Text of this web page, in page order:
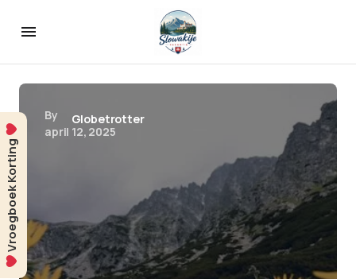
By
Globetrotter
april 12, 2025
Vroegboek Korting